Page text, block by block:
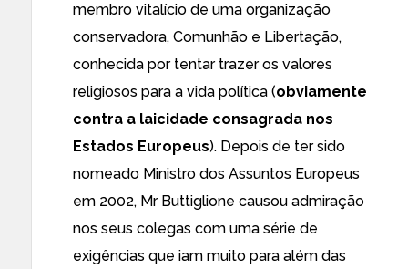
membro vitalício de uma organização
conservadora, Comunhão e Libertação,
conhecida por tentar trazer os valores
religiosos para a vida política (obviamente
contra a laicidade consagrada nos
Estados Europeus). Depois de ter sido
nomeado Ministro dos Assuntos Europeus
em 2002, Mr Buttiglione causou admiração
nos seus colegas com uma série de
exigências que iam muito para além das